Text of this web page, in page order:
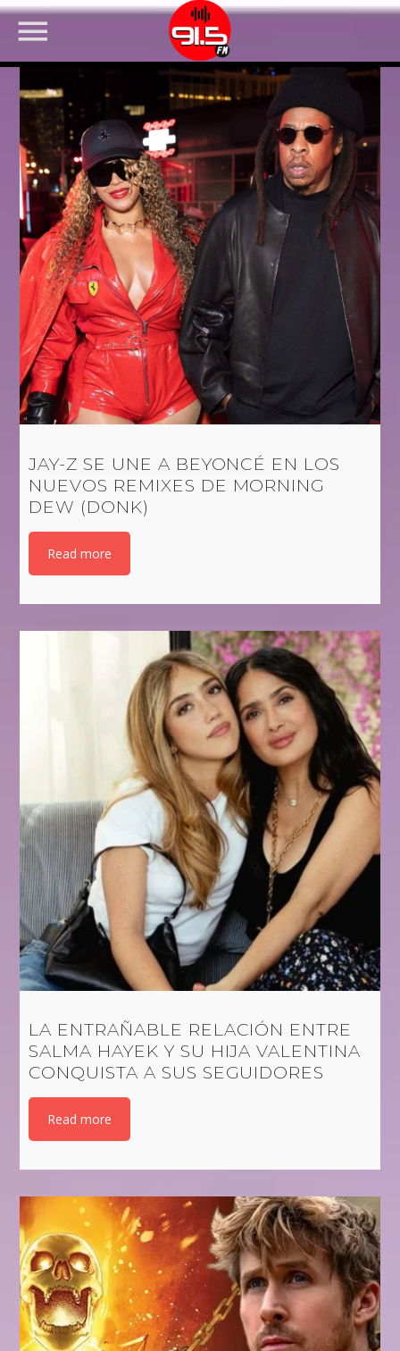
FACEBOOK
JAY-Z SE UNE A BEYONCÉ EN LOS
NUEVOS REMIXES DE MORNING
DEW (DONK)
Read more
LA ENTRAÑABLE RELACIÓN ENTRE
SALMA HAYEK Y SU HIJA VALENTINA
CONQUISTA A SUS SEGUIDORES
Read more